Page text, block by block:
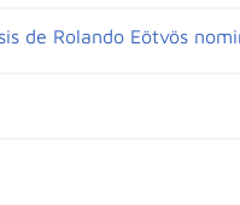
de Rolando Eötvös